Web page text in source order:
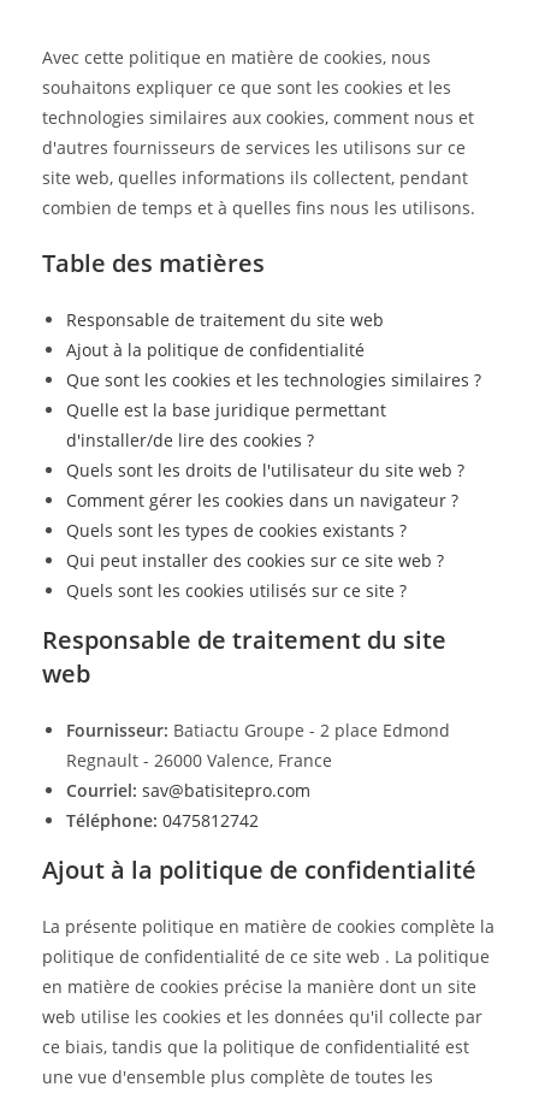
Avec cette politique en matière de cookies, nous
souhaitons expliquer ce que sont les cookies et les
technologies similaires aux cookies, comment nous et
d'autres fournisseurs de services les utilisons sur ce
site web, quelles informations ils collectent, pendant
combien de temps et à quelles fins nous les utilisons.
Table des matières
Responsable de traitement du site web
Ajout à la politique de confidentialité
Que sont les cookies et les technologies similaires ?
Quelle est la base juridique permettant
d'installer/de lire des cookies ?
Quels sont les droits de l'utilisateur du site web ?
Comment gérer les cookies dans un navigateur ?
Quels sont les types de cookies existants ?
Qui peut installer des cookies sur ce site web ?
Quels sont les cookies utilisés sur ce site ?
Responsable de traitement du site
web
Fournisseur: Batiactu Groupe - 2 place Edmond
Regnault - 26000 Valence, France
Courriel: sav@batisitepro.com
Téléphone: 0475812742
Ajout à la politique de confidentialité
La présente politique en matière de cookies complète la
politique de confidentialité de ce site web . La politique
en matière de cookies précise la manière dont un site
web utilise les cookies et les données qu'il collecte par
ce biais, tandis que la politique de confidentialité est
une vue d'ensemble plus complète de toutes les